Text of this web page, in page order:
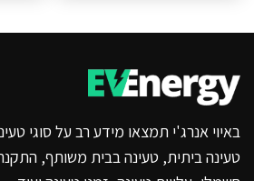
באיוי אנרג'י תמצאו מידע רב על סוגי
טעינה ביתית, טעינה בבית משותף,